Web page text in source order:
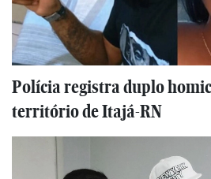
Polícia registra duplo
território de Itajá-RN